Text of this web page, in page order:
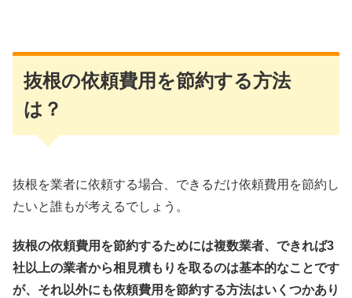
抜根の依頼費用を節約する方法
は？
抜根を業者に依頼する場合、できるだけ依頼費用を節約し
たいと誰もが考えるでしょう。
抜根の依頼費用を節約するためには複数業者、できれば3
社以上の業者から相見積もりを取るのは基本的なことです
が、それ以外にも依頼費用を節約する方法はいくつかあり